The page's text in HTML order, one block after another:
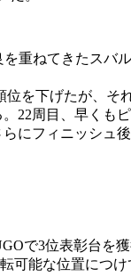
重ねてきたスバ
を下げたが、そ
22周目、早くも
にフィニッシュ
で3位表彰台を
可能な位置につ